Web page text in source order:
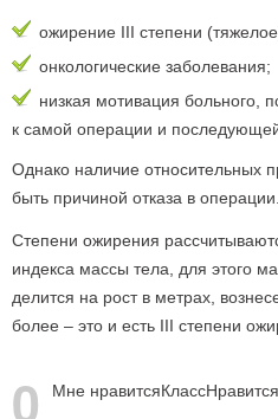
ожирение III степени
онкологические заболевания;
низкая мотивация больного,
к самой операции и
Однако наличие относительных
быть причиной отказа в операции.
Степени ожирения
индекса массы тела, для этого
делится на рост в метрах,
более – это и есть III степени
0 Мне нравитсяКлассНравится